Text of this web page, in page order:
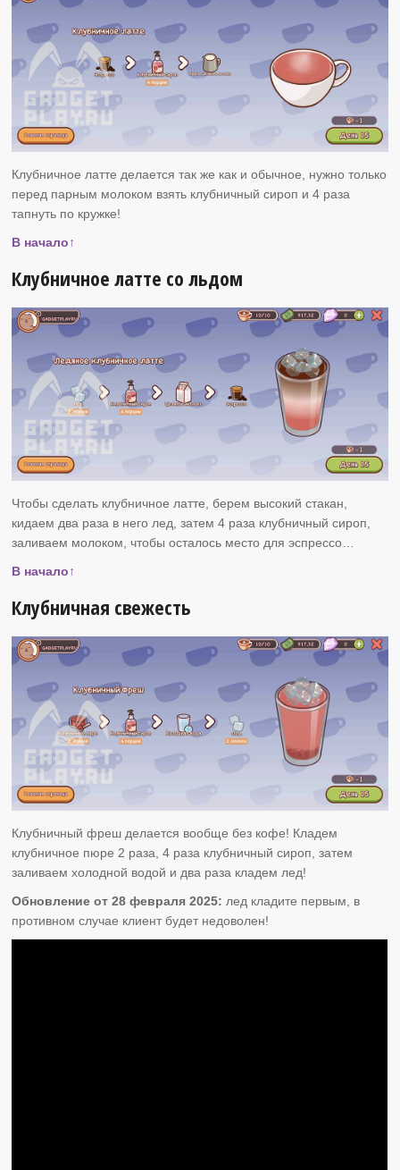
Клубничное латте делается так же как и обычное, нужно только
перед парным молоком взять клубничный сироп и 4 раза
тапнуть по кружке!
В начало↑
Клубничное латте со льдом
Чтобы сделать клубничное латте, берем высокий стакан,
кидаем два раза в него лед, затем 4 раза клубничный сироп,
заливаем молоком, чтобы осталось место для эспрессо…
В начало↑
Клубничная свежесть
Клубничный фреш делается вообще без кофе! Кладем
клубничное пюре 2 раза, 4 раза клубничный сироп, затем
заливаем холодной водой и два раза кладем лед!
Обновление от 28 февраля 2025: лед кладите первым, в
противном случае клиент будет недоволен!